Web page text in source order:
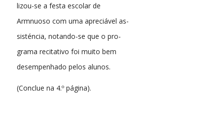
lizou-se a festa escolar de
Armnuoso com uma apreciável as-
sisténcia, notando-se que o pro-
grama recitativo foi muito bem
desempenhado pelos alunos.
(Conclue na 4.º página).